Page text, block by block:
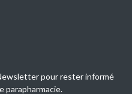
pour rester informé
parapharmacie.